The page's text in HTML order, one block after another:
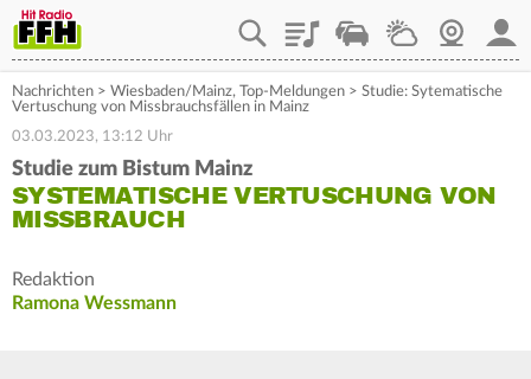
PlaylistStaupilotWetterWebcam
Nachrichten > Wiesbaden/Mainz, Top-Meldungen > Studie: Sytematische
Vertuschung von Missbrauchsfällen in Mainz
03.03.2023, 13:12 Uhr
Studie zum Bistum Mainz
SYSTEMATISCHE VERTUSCHUNG VON
MISSBRAUCH
Redaktion
Ramona Wessmann